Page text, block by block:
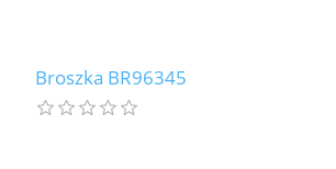
Broszka BR96345